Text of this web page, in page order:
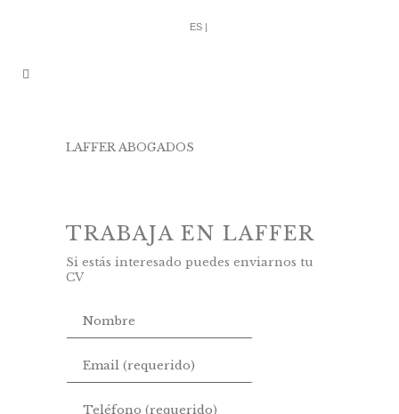
ES |
LAFFER ABOGADOS
TRABAJA EN LAFFER
Si estás interesado puedes enviarnos tu
CV